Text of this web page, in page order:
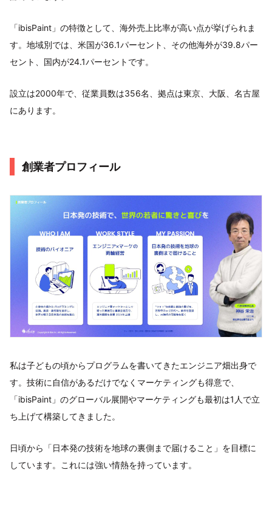
「ibisPaint」の特徴として、海外売上比率が高い点が挙げられま
す。地域別では、米国が36.1パーセント、その他海外が39.8パー
セント、国内が24.1パーセントです。
設立は2000年で、従業員数は356名、拠点は東京、大阪、名古屋
にあります。
創業者プロフィール
私は子どもの頃からプログラムを書いてきたエンジニア畑出身で
す。技術に自信があるだけでなくマーケティングも得意で、
「ibisPaint」のグローバル展開やマーケティングも最初は1人で立
ち上げて構築してきました。
日頃から「日本発の技術を地球の裏側まで届けること」を目標に
しています。これには強い情熱を持っています。